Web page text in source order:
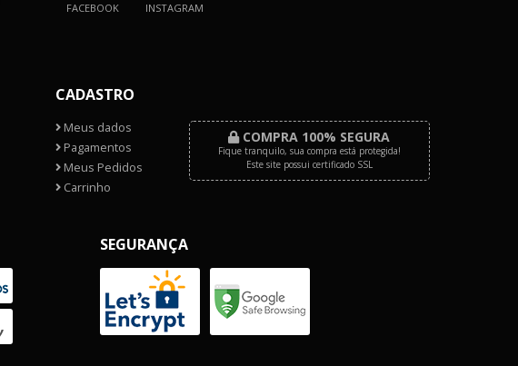
FACEBOOK INSTAGRAM
CADASTRO
Meus dados
Pagamentos
Meus Pedidos
Carrinho
COMPRA 100% SEGURA
Fique tranquilo, sua compra está protegida!
Este site possui certificado SSL
SEGURANÇA